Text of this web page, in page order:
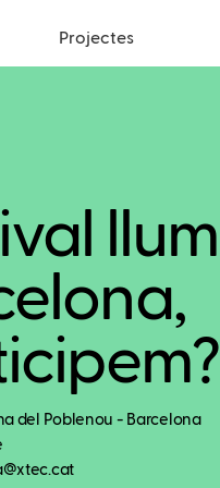
Projectes
llum
del Poblenou - Barcelona